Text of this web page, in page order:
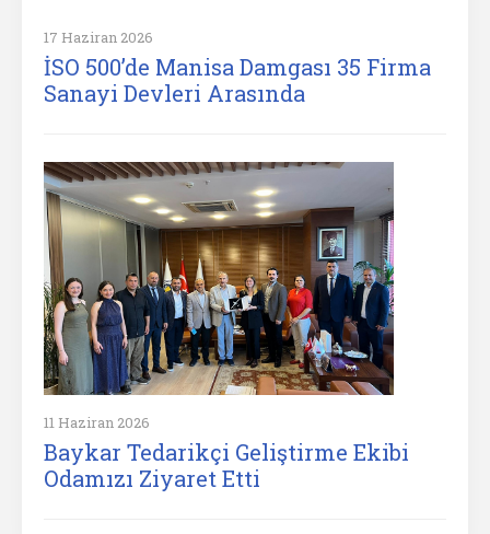
17 Haziran 2026
İSO 500’de Manisa Damgası 35 Firma
Sanayi Devleri Arasında
11 Haziran 2026
Baykar Tedarikçi Geliştirme Ekibi
Odamızı Ziyaret Etti